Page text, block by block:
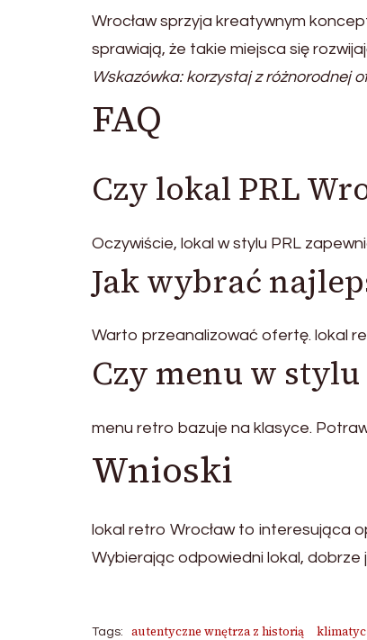
Wrocław sprzyja kreatywnym
sprawiają, że takie miejsca się
Wskazówka: korzystaj z różnorodnej
FAQ
Czy lokal PRL
Oczywiście, lokal w stylu PRL
Jak wybrać
Warto przeanalizować ofertę. lokal
Czy menu w
menu retro bazuje na klasyce.
Wnioski
lokal retro Wrocław to interesująca
Wybierając odpowiedni lokal, dobrze
Tags: autentyczne wnętrza z historią